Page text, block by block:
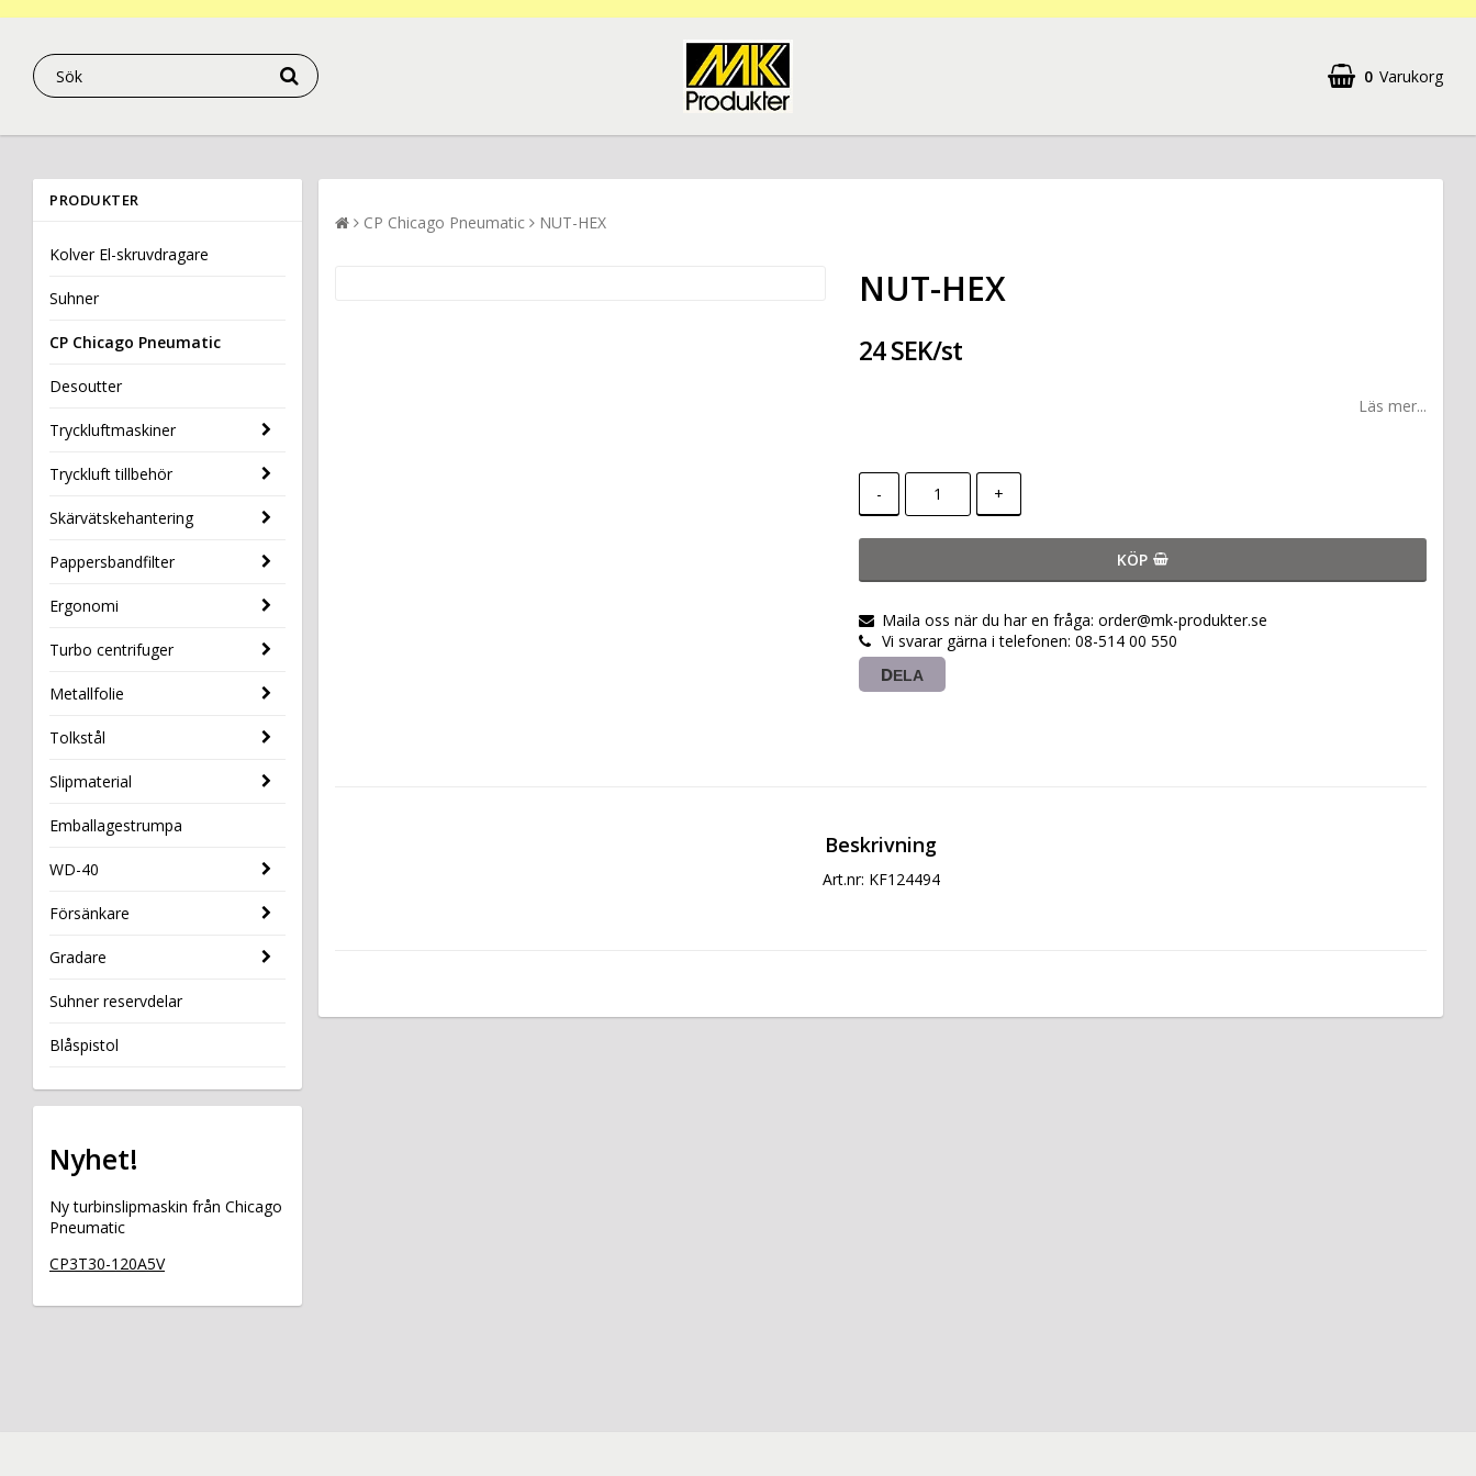
0 Varukorg
PRODUKTER
Kolver El-skruvdragare
Suhner
CP Chicago Pneumatic
Desoutter
Tryckluftmaskiner
Tryckluft tillbehör
Skärvätskehantering
Pappersbandfilter
Ergonomi
Turbo centrifuger
Metallfolie
Tolkstål
Slipmaterial
Emballagestrumpa
WD-40
Försänkare
Gradare
Suhner reservdelar
Blåspistol
Nyhet!
Ny turbinslipmaskin från Chicago
Pneumatic
CP3T30-120A5V
CP Chicago Pneumatic NUT-HEX
NUT-HEX
24 SEK/st
Läs mer...
- +
KÖP
Maila oss när du har en fråga: order@mk-produkter.se
Vi svarar gärna i telefonen: 08-514 00 550
DELA
Beskrivning
Art.nr: KF124494